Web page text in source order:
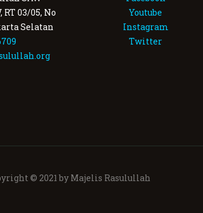
03/05, No
Selatan
Youtube
Instagram
Twitter
© 2021 by Majelis Rasulullah